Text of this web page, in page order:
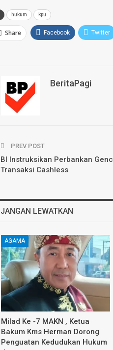
hukum kpu
Share Facebook Twitter
BeritaPagi
PREV POST
BI Instruksikan Perbankan
Transaksi Cashless
JANGAN LEWATKAN
AGAMA
Milad Ke -7 MAKN , Ketua
Bakum Kms Herman Dorong
Penguatan Kedudukan Hukum